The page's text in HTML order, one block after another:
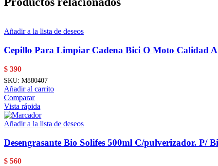
Añadir a la lista de deseos
Cepillo Para Limpiar Cadena Bici O Moto Calidad
$ 390
SKU: M880407
Añadir al carrito
Comparar
Vista rápida
Añadir a la lista de deseos
Desengrasante Bio Solifes 500ml C/pulverizador. P/
$ 560